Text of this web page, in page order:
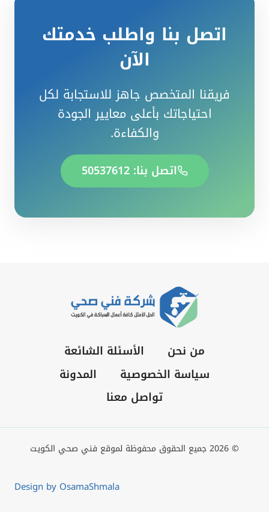
اتصل بنا واطلب خدمتك
الآن
فريقنا المتخصص جاهز للاستجابة لكل
احتياجاتك بأعلى معايير الجودة
والكفاءة.
اتصل بنا: 50537612
من نحن
الأسئلة الشائعة
سياسة الخصوصية
المدونة
تواصل معنا
© 2026 جميع الحقوق محفوظة لموقع فني صحي الكويت
Design by OsamaShmala